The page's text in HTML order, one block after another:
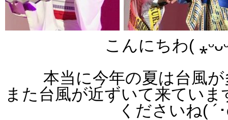
こんにちわ(
本当に今年の夏は台風
また台風が近ずいて来てい
くださいね( ´